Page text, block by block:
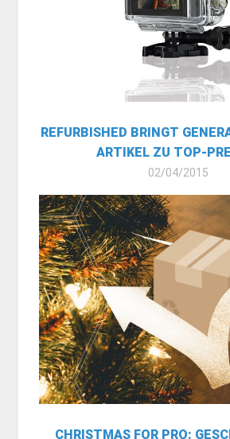
REFURBISHED BRINGT
ARTIKEL ZU TOP-
02/04/2015
CHRISTMAS FOR PRO: